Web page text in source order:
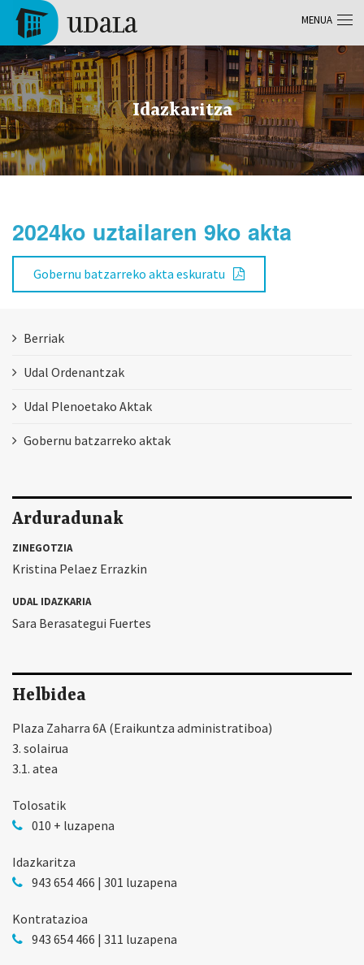
Skip to main content
Tolosa
Idazkaritza
2024ko uztailaren 9ko akta
Gobernu batzarreko akta eskuratu
Berriak
Udal Ordenantzak
Udal Plenoetako Aktak
Gobernu batzarreko aktak
Arduradunak
ZINEGOTZIA
Kristina Pelaez Errazkin
UDAL IDAZKARIA
Sara Berasategui Fuertes
Helbidea
Plaza Zaharra 6A (Eraikuntza administratiboa)
3. solairua
3.1. atea
Tolosatik
010 + luzapena
Idazkaritza
943 654 466 | 301 luzapena
Kontratazioa
943 654 466 | 311 luzapena
MENUA